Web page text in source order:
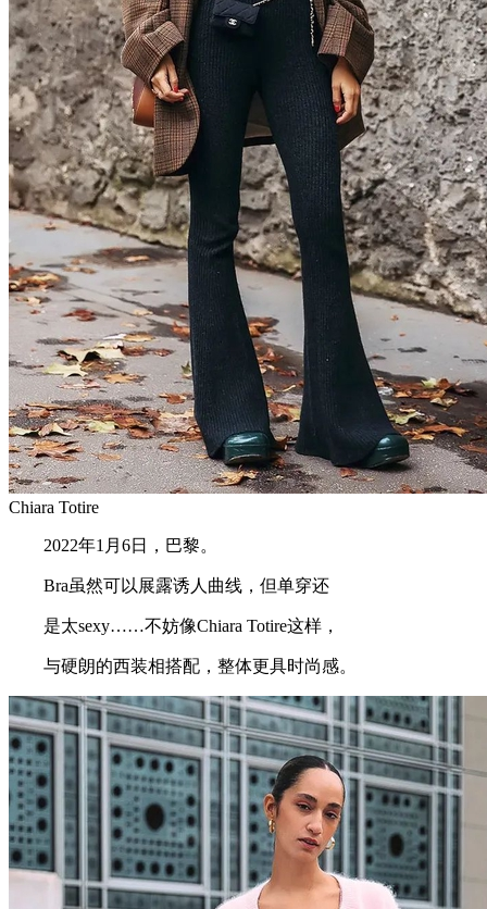
Chiara Totire
2022年1月6日，巴黎。
Bra虽然可以展露诱人曲线，但单穿还
是太sexy……不妨像Chiara Totire这样，
与硬朗的西装相搭配，整体更具时尚感。